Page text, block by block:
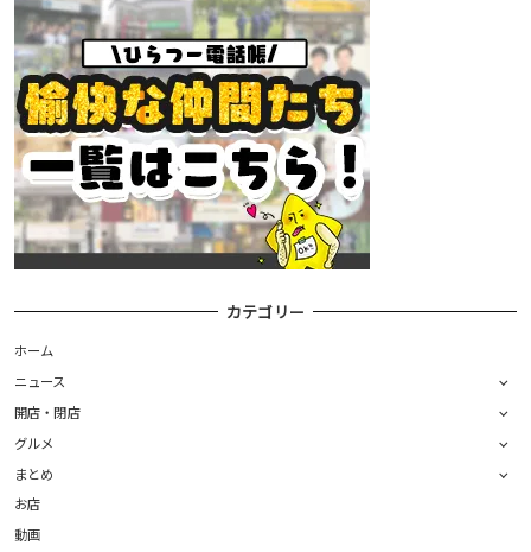
カテゴリー
ホーム
ニュース
開店・閉店
グルメ
まとめ
お店
動画